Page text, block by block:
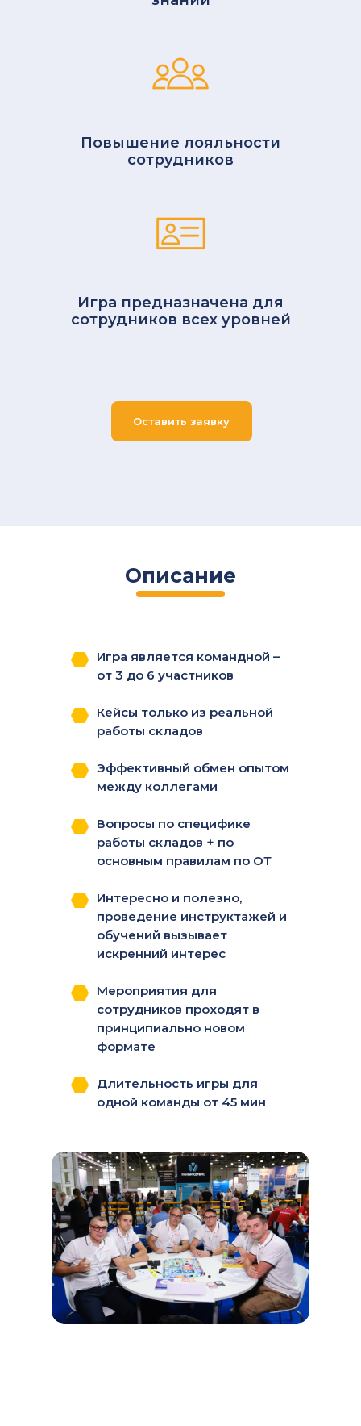
Повышение лояльности
сотрудников
Игра предназначена для
сотрудников всех уровней
Оставить заявку
Описание
Игра является командной –
от 3 до 6 участников
Кейсы только из реальной
работы складов
Эффективный обмен опытом
между коллегами
Вопросы по специфике
работы складов + по
основным правилам по ОТ
Интересно и полезно,
проведение инструктажей и
обучений вызывает
искренний интерес
Мероприятия для
сотрудников проходят в
принципиально новом
формате
Длительность игры для
одной команды от 45 мин